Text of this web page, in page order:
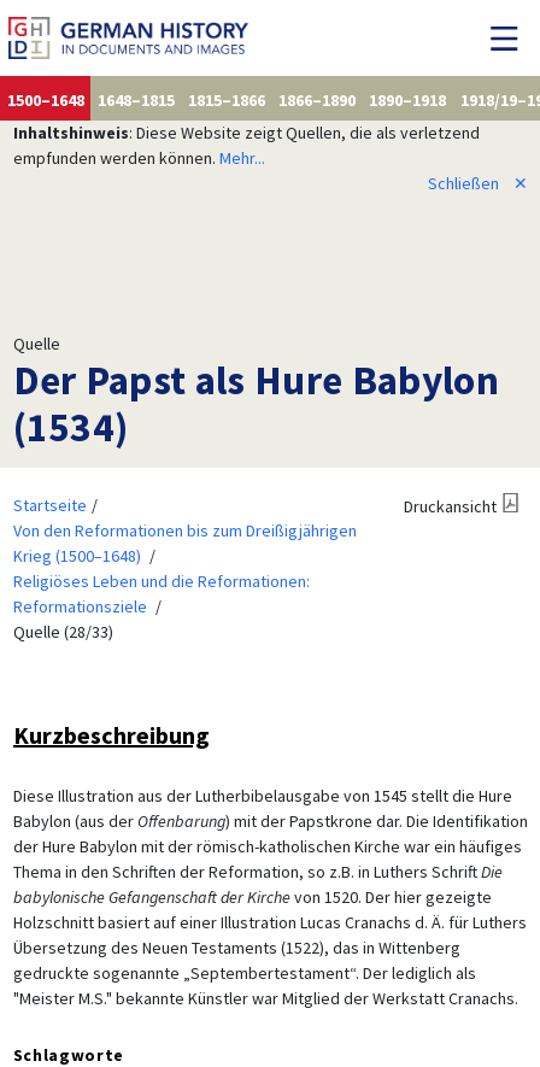
1500–1648 1648–1815 1815–1866 1866–1890 1890–1918
1918/
Inhaltshinweis: Diese Website zeigt Quellen, die als verletzend
empfunden werden können. Mehr...
Schließen
✕
Quelle
Der Papst als Hure Babylon
(1534)
Startseite
Von den Reformationen bis zum Dreißigjährigen
Krieg (1500–1648)
Religiöses Leben und die Reformationen:
Reformationsziele
Quelle (28/33)
Druckansicht
Kurzbeschreibung
Diese Illustration aus der Lutherbibelausgabe von 1545 stellt die Hure
Babylon (aus derOffenbarung) mit der Papstkrone dar. Die Identifikation
der Hure Babylon mit der römisch-katholischen Kirche war ein häufiges
Thema in den Schriften der Reformation, so z.B. in Luthers SchriftDie
babylonische Gefangenschaft der Kirchevon 1520. Der hier gezeigte
Holzschnitt basiert auf einer Illustration Lucas Cranachs d. Ä. für Luthers
Übersetzung des Neuen Testaments (1522), das in Wittenberg
gedruckte sogenannte „Septembertestament“. Der lediglich als
"Meister M.S." bekannte Künstler war Mitglied der Werkstatt Cranachs.
Schlagworte